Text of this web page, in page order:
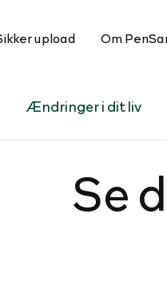
upload Om
Ændringer i dit liv
Se